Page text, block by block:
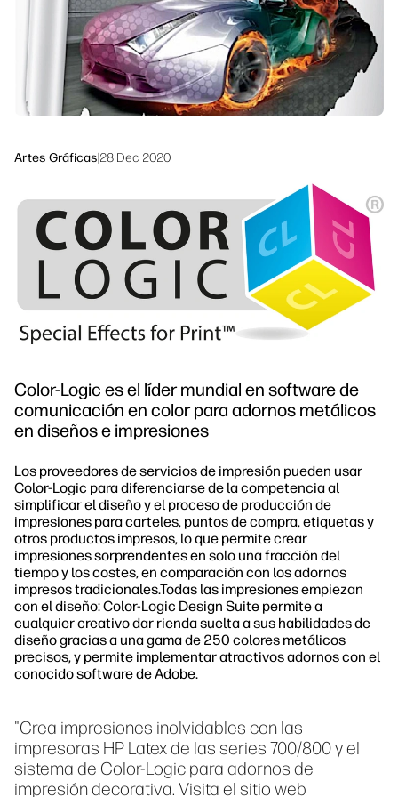
Síguenos
linkedInfacebook
twitteryoutube
Artes Gráficas|28 Dec 2020
Color-Logic es el líder mundial en software de
comunicación en color para adornos metálicos
en diseños e impresiones
Los proveedores de servicios de impresión pueden usar
Color-Logic para diferenciarse de la competencia al
simplificar el diseño y el proceso de producción de
impresiones para carteles, puntos de compra, etiquetas y
otros productos impresos, lo que permite crear
impresiones sorprendentes en solo una fracción del
tiempo y los costes, en comparación con los adornos
impresos tradicionales.Todas las impresiones empiezan
con el diseño: Color-Logic Design Suite permite a
cualquier creativo dar rienda suelta a sus habilidades de
diseño gracias a una gama de 250 colores metálicos
precisos, y permite implementar atractivos adornos con el
conocido software de Adobe.
"Crea impresiones inolvidables con las
impresoras HP Latex de las series 700/800 y el
sistema de Color-Logic para adornos de
impresión decorativa. Visita el sitio web